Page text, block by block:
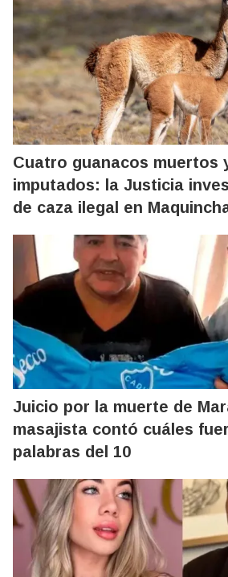
Cuatro guanacos muertos
imputados: la Justicia
de caza ilegal en
Juicio por la muerte de
masajista contó cuáles
palabras del 10